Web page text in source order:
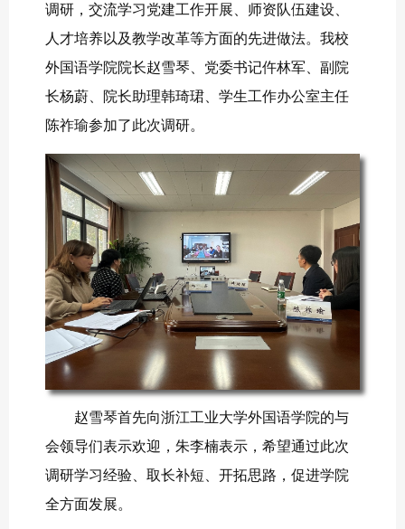
调研，交流学习党建工作开展、师资队伍建设、
人才培养以及教学改革等方面的先进做法。我校
外国语学院院长赵雪琴、党委书记仵林军、副院
长杨蔚、院长助理韩琦珺、学生工作办公室主任
陈祚瑜参加了此次调研。
赵雪琴首先向浙江工业大学外国语学院的与
会领导们表示欢迎，朱李楠表示，希望通过此次
调研学习经验、取长补短、开拓思路，促进学院
全方面发展。